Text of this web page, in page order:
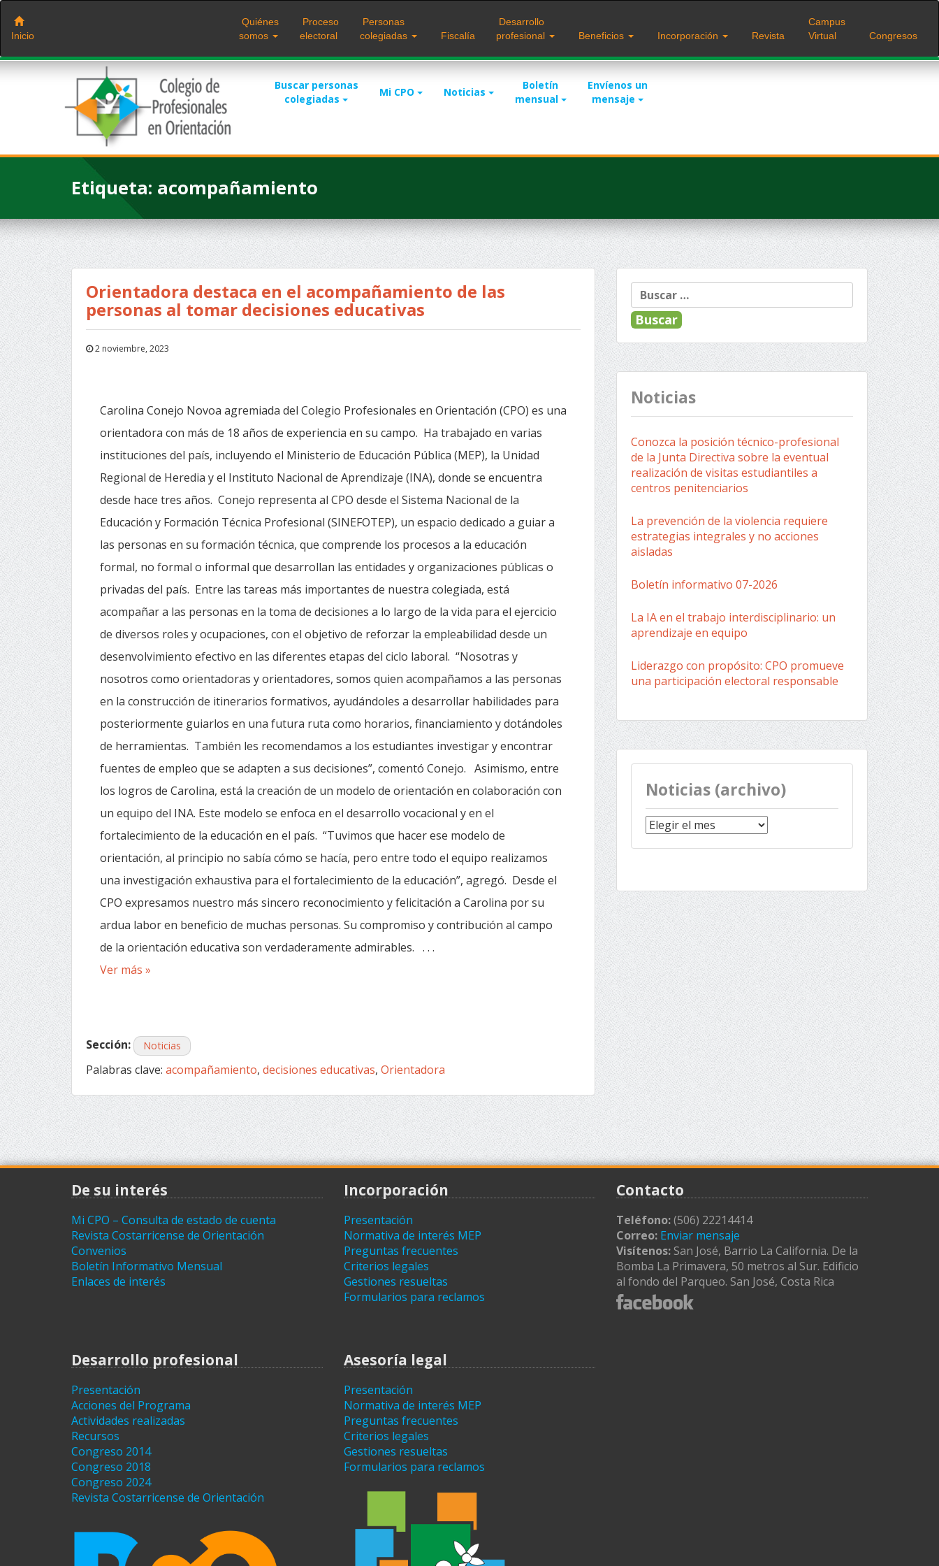
Saltar
contenido
Inicio
Quiénes
somos
Proceso
electoral
Personas
colegiadas
Fiscalía
Desarrollo
profesional
Beneficios Incorporación Revista
Campus
Virtual
Congresos
Buscar personas
colegiadas
Mi CPO Noticias
Boletín
mensual
Envíenos un
mensaje
Etiqueta: acompañamiento
Orientadora destaca en el acompañamiento de las
personas al tomar decisiones educativas
2 noviembre, 2023
Carolina Conejo Novoa agremiada del Colegio Profesionales en Orientación (CPO) es una
orientadora con más de 18 años de experiencia en su campo. Ha trabajado en varias
instituciones del país, incluyendo el Ministerio de Educación Pública (MEP), la Unidad
Regional de Heredia y el Instituto Nacional de Aprendizaje (INA), donde se encuentra
desde hace tres años. Conejo representa al CPO desde el Sistema Nacional de la
Educación y Formación Técnica Profesional (SINEFOTEP), un espacio dedicado a guiar a
las personas en su formación técnica, que comprende los procesos a la educación
formal, no formal o informal que desarrollan las entidades y organizaciones públicas o
privadas del país. Entre las tareas más importantes de nuestra colegiada, está
acompañar a las personas en la toma de decisiones a lo largo de la vida para el ejercicio
de diversos roles y ocupaciones, con el objetivo de reforzar la empleabilidad desde un
desenvolvimiento efectivo en las diferentes etapas del ciclo laboral. “Nosotras y
nosotros como orientadoras y orientadores, somos quien acompañamos a las personas
en la construcción de itinerarios formativos, ayudándoles a desarrollar habilidades para
posteriormente guiarlos en una futura ruta como horarios, financiamiento y dotándoles
de herramientas. También les recomendamos a los estudiantes investigar y encontrar
fuentes de empleo que se adapten a sus decisiones”, comentó Conejo. Asimismo, entre
los logros de Carolina, está la creación de un modelo de orientación en colaboración con
un equipo del INA. Este modelo se enfoca en el desarrollo vocacional y en el
fortalecimiento de la educación en el país. “Tuvimos que hacer ese modelo de
orientación, al principio no sabía cómo se hacía, pero entre todo el equipo realizamos
una investigación exhaustiva para el fortalecimiento de la educación”, agregó. Desde el
CPO expresamos nuestro más sincero reconocimiento y felicitación a Carolina por su
ardua labor en beneficio de muchas personas. Su compromiso y contribución al campo
de la orientación educativa son verdaderamente admirables. . . .
Ver más »
Sección: Noticias
Palabras clave: acompañamiento, decisiones educativas, Orientadora
Buscar:
Noticias
Conozca la posición técnico-profesional
de la Junta Directiva sobre la eventual
realización de visitas estudiantiles a
centros penitenciarios
La prevención de la violencia requiere
estrategias integrales y no acciones
aisladas
Boletín informativo 07-2026
La IA en el trabajo interdisciplinario: un
aprendizaje en equipo
Liderazgo con propósito: CPO promueve
una participación electoral responsable
Noticias (archivo)
Noticias
(archivo)
De su interés
Mi CPO – Consulta de estado de cuenta
Revista Costarricense de Orientación
Convenios
Boletín Informativo Mensual
Enlaces de interés
Incorporación
Presentación
Normativa de interés MEP
Preguntas frecuentes
Criterios legales
Gestiones resueltas
Formularios para reclamos
Contacto
Teléfono:(506) 22214414
Correo: Enviar mensaje
Visítenos: San José, Barrio La California. De la
Bomba La Primavera, 50 metros al Sur. Edificio
al fondo del Parqueo. San José, Costa Rica
Desarrollo profesional
Presentación
Acciones del Programa
Actividades realizadas
Recursos
Congreso 2014
Congreso 2018
Congreso 2024
Revista Costarricense de Orientación
Asesoría legal
Presentación
Normativa de interés MEP
Preguntas frecuentes
Criterios legales
Gestiones resueltas
Formularios para reclamos